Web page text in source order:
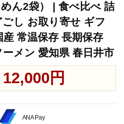
ん2袋） | 食べ比べ 詰
し お取り寄せ ギフ
産 常温保存 長期保存
メン 愛知県 春日井市
12,000円
ANA Pay